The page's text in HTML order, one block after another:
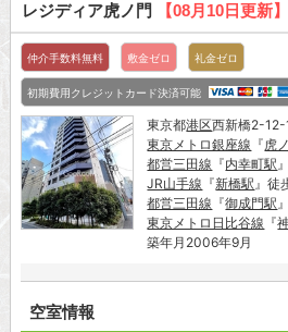
レジディア虎ノ門 【08月10日更新】
仲介手数料無料 敷金ゼロ 礼金ゼロ
初期費用クレジットカード決済可能
東京都港区西新橋2-12-
東京メトロ銀座線 『虎
都営三田線 『内幸町駅
JR山手線 『新橋駅』徒
都営三田線 『御成門駅
東京メトロ日比谷線 『
築年月2006年9月
空室情報